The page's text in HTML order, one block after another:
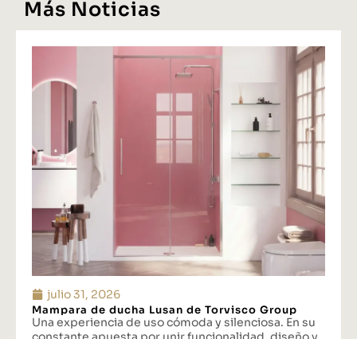
Más Noticias
julio 31, 2026
Mampara de ducha Lusan de Torvisco Group
Una experiencia de uso cómoda y silenciosa. En su